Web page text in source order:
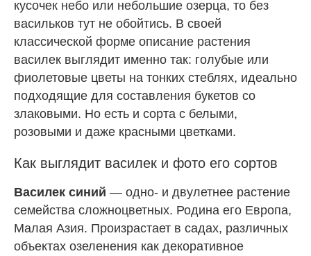
кусочек небо или небольшие озерца, то без
васильков тут не обойтись. В своей
классической форме описание растения
василек выглядит именно так: голубые или
фиолетовые цветы на тонких стеблях, идеально
подходящие для составления букетов со
злаковыми. Но есть и сорта с белыми,
розовыми и даже красными цветками.
Как выглядит василек и фото его сортов
Василек синий — одно- и двулетнее растение
семейства сложноцветных. Родина его Европа,
Малая Азия. Произрастает в садах, различных
объектах озеленения как декоративное